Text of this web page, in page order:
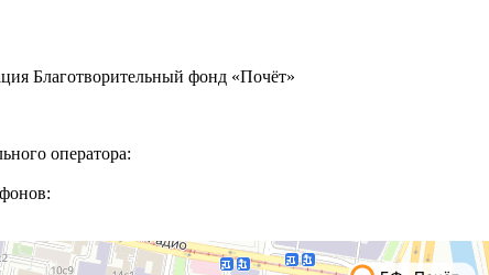
Благотворительный фонд «Почёт»
оператора: